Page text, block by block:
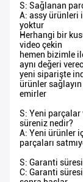
S: Sağlanan
A: assy ürünleri
yoktur
Herhangi bir
video çekin
hemen bizimle
aynı değeri
yeni siparişte
ürünler sağlayın
emirler
S: Yeni parçalar
süreniz nedir?
A: Yeni ürünler
parçaları
S: Garanti
C: Garanti